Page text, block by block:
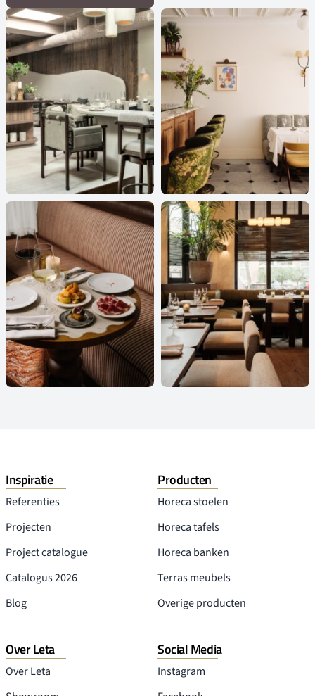
Inspiratie
Referenties
Projecten
Project catalogue
Catalogus 2026
Blog
Producten
Horeca stoelen
Horeca tafels
Horeca banken
Terras meubels
Overige producten
Over Leta
Over Leta
Social Media
Instagram